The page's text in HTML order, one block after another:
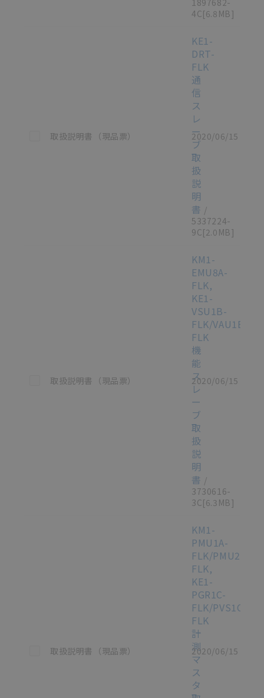
4C[6.8MB]
この資料を選択
取扱説明書（現品票）
KE1-
DRT-
FLK
通
信
ス
レ
ー
ブ
取
扱
説
明
書 /
5337224-
9C[2.0MB]
2020/06/15
この資料を選択
取扱説明書（現品票）
KM1-
EMU8A-
FLK,
KE1-
VSU1B-
FLK/VAU1B-
FLK
機
能
ス
レ
ー
ブ
取
扱
説
明
書 /
3730616-
3C[6.3MB]
2020/06/15
この資料を選択
取扱説明書（現品票）
KM1-
PMU1A-
FLK/PMU2A-
FLK,
KE1-
PGR1C-
FLK/PVS1C-
FLK
計
測
マ
ス
タ
2020/06/15